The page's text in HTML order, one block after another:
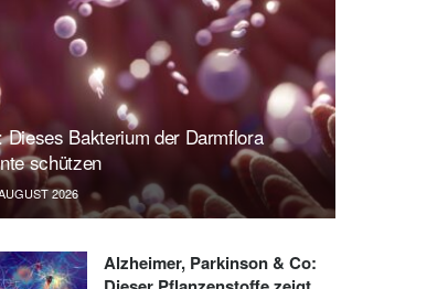
Dieses Bakterium der Darmflora
schützen
2026
Alzheimer, Parkinson & Co: